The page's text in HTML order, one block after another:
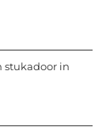
stukadoor in